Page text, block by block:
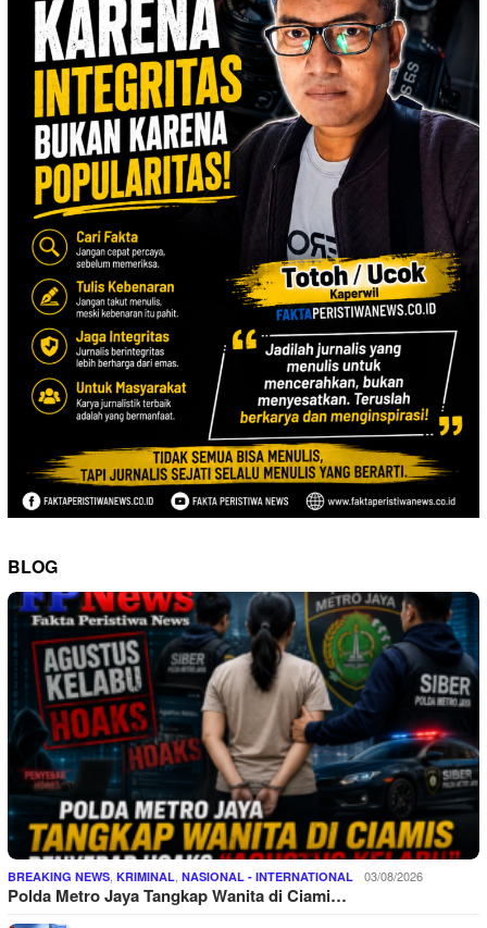
BLOG
BREAKING NEWS KRIMINAL NASIONAL - INTERNATIONAL 03/08/2026
Polda Metro Jaya Tangkap Wanita di Ciami…